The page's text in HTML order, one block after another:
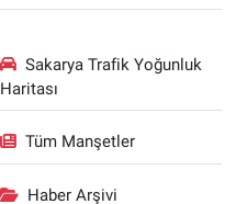
Sakarya Trafik Yoğunluk
Haritası
Tüm Manşetler
Haber Arşivi